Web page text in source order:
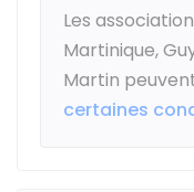
Les
Martinique,
Martin
certaines